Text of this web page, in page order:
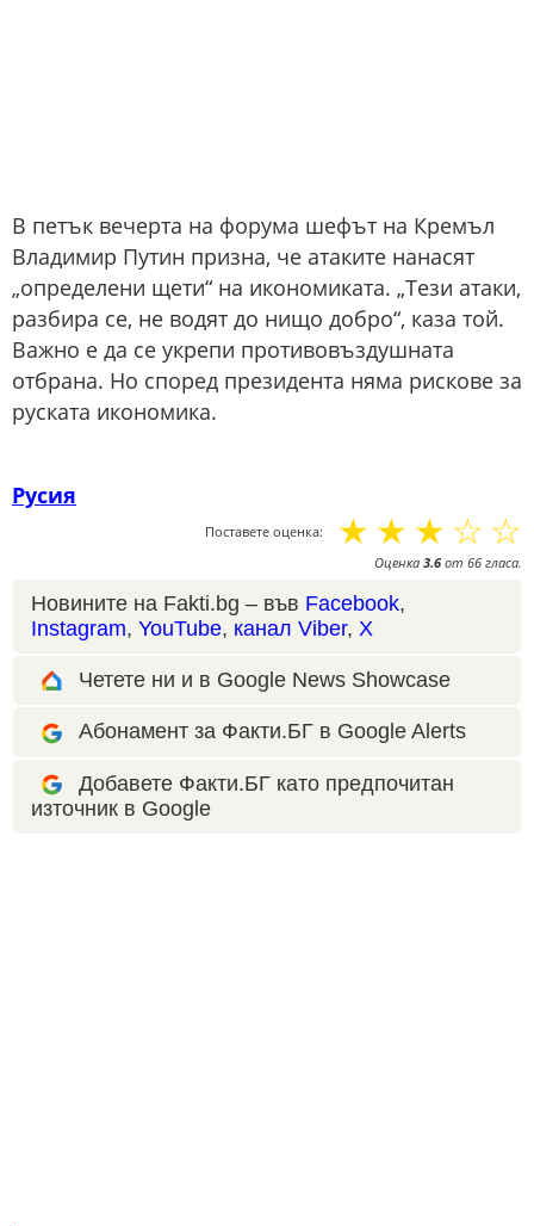
В петък вечерта на форума шефът на Кремъл
Владимир Путин призна, че атаките нанасят
„определени щети“ на икономиката. „Тези атаки,
разбира се, не водят до нищо добро“, каза той.
Важно е да се укрепи противовъздушната
отбрана. Но според президента няма рискове за
руската икономика.
Русия
Поставете оценка: ☆
☆
☆
☆
☆
Оценка 3.6 от 66 гласа.
Новините на Fakti.bg – във Facebook,
Instagram, YouTube, канал Viber, X
Четете ни и в Google News Showcase
Абонамент за Факти.БГ в Google Alerts
Добавете Факти.БГ като предпочитан
източник в Google